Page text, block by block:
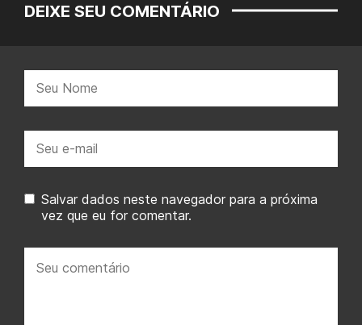
DEIXE SEU COMENTÁRIO
mail:
Salvar dados neste navegador para a próxima
vez que eu for comentar.
comentário: